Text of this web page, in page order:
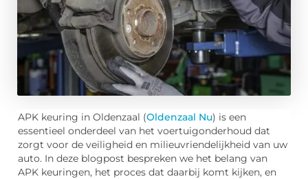
APK keuring in Oldenzaal (Oldenzaal Nu) is een
essentieel onderdeel van het voertuigonderhoud dat
zorgt voor de veiligheid en milieuvriendelijkheid van uw
auto. In deze blogpost bespreken we het belang van
APK keuringen, het proces dat daarbij komt kijken, en